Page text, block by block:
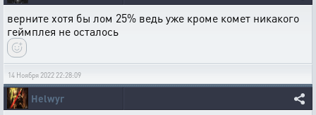
верните хотя бы лом 25% ведь уже кроме комет никакого
геймплея не осталось
14 Ноября 2022 22:28:09
Helwyr